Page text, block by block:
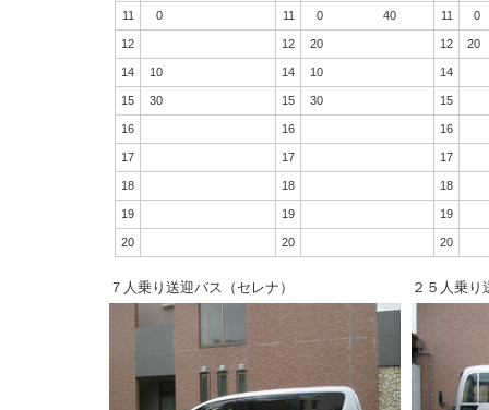
11 0 11 0 40 11 0
12 12 20 12 20
14 10 14 10 14
15 30 15 30 15
16 16 16
17 17 17
18 18 18
19 19 19
20 20 20
７人乗り送迎バス（セレナ） ２５人乗り